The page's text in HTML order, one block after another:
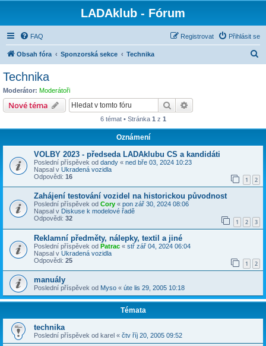
LADAklub - Fórum
FAQ Přihlásit se
Registrovat
Obsah fóra Sponzorská sekce Technika
Technika
Moderátor: Moderátoři
Nové téma Hledat
6 témat • Stránka 1 z 1
Oznámení
VOLBY 2023 - předseda LADAklubu CS a kandidáti
Poslední příspěvek od dandy « ned bře 03, 2024 10:23
Napsal v Ukradená vozidla
Odpovědi: 16 1 2
Zahájení testování vozidel na historickou původnost
Poslední příspěvek od Cory « pon zář 30, 2024 08:06
Napsal v Diskuse k modelové řadě
Odpovědi: 32 1 2 3
Reklamní předměty, nálepky, textil a jiné
Poslední příspěvek od Patrac « stř zář 04, 2024 06:04
Napsal v Ukradená vozidla
Odpovědi: 25 1 2
manuály
Poslední příspěvek od Myso « úte lis 29, 2005 10:18
Témata
technika
Poslední příspěvek od karel « čtv říj 20, 2005 09:52